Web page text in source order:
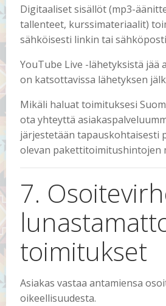
Digitaaliset sisällöt (mp3-
tallenteet, kurssimateriaalit)
sähköisesti linkin tai
YouTube Live -lähetyksistä jää
on katsottavissa lähetyksen
Mikäli haluat toimituksesi
ota yhteyttä
järjestetään tapauskohtaisesti
olevan pakettitoimitushintojen
7.
toimitukset
Asiakas vastaa antamiensa
oikeellisuudesta.